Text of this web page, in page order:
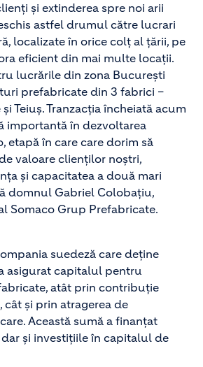
şi extinderea spre noi arii
astfel drumul către lucrari
localizate în orice colț al țării, pe
eficient din mai multe locații.
lucrările din zona București
prefabricate din 3 fabrici –
Teiuș. Tranzacția încheiată acum
importantă în dezvoltarea
etapă în care care dorim să
valoare clienților noștri,
și capacitatea a două mari
domnul Gabriel Colobațiu,
Somaco Grup Prefabricate.
suedeză care deține
asigurat capitalul pentru
atât prin contribuție
cât și prin atragerea de
Această sumă a finanțat
și investițiile în capitalul de